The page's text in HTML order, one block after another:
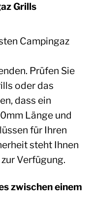
Grills
Campingaz
Prüfen Sie
oder das
dass ein
Länge und
für Ihren
steht Ihnen
Verfügung.
zwischen einem